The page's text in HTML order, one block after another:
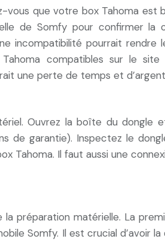
que votre box Tahoma
de Somfy pour confirmer la
incompatibilité pourrait
compatibles sur le
une perte de temps et
Ouvrez la boîte du
de garantie). Inspectez le
Tahoma. Il faut aussi une
préparation matérielle. La
Somfy. Il est crucial